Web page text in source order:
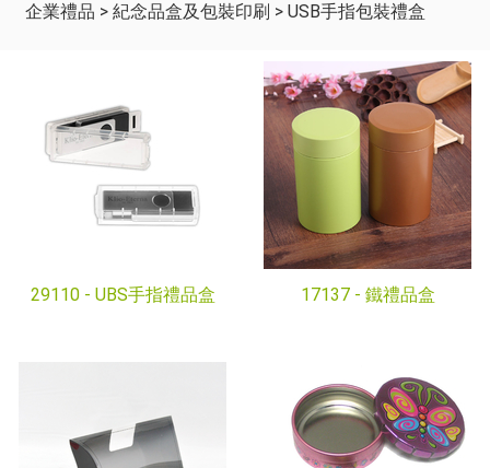
企業禮品 > 紀念品盒及包裝印刷 > USB手指包裝禮盒
29110 - UBS手指禮品盒 17137 - 鐵禮品盒